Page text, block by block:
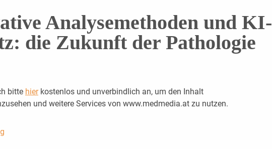
Analysemethoden und KI-
die Zukunft der Pathologie
bitte hierkostenlos und unverbindlich an, um den Inhalt
und weitere Services von www.medmedia.at zu nutzen.